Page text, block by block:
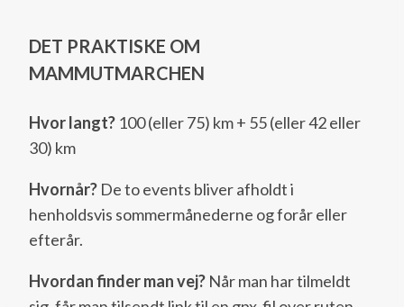
DET PRAKTISKE OM
MAMMUTMARCHEN
Hvor langt? 100 (eller 75) km + 55 (eller 42 eller
30) km
Hvornår? De to events bliver afholdt i
henholdsvis sommermånederne og forår eller
efterår.
Hvordan finder man vej? Når man har tilmeldt